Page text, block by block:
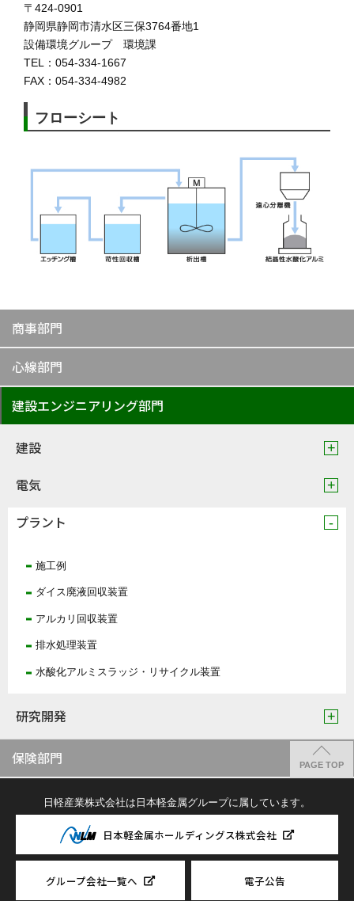
〒424-0901
静岡県静岡市清水区三保3764番地1
設備環境グループ 環境課
TEL：054-334-1667
FAX：054-334-4982
フローシート
商事部門
心線部門
建設エンジニアリング部門
建設
電気
プラント
施工例
ダイス廃液回収装置
アルカリ回収装置
排水処理装置
水酸化アルミスラッジ・リサイクル装置
研究開発
保険部門 PAGE TOP
日軽産業株式会社は日本軽金属グループに属しています。
日本軽金属ホールディングス株式会社
グループ会社一覧へ 電子公告